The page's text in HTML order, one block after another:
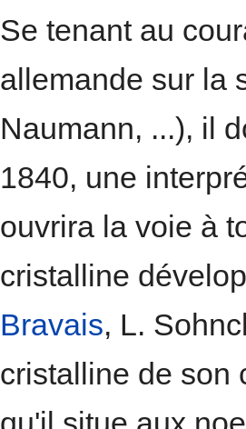
Se tenant au
allemande sur la
Naumann, ...), il
1840, une
ouvrira la voie à
cristalline
Bravais, L.
cristalline de son